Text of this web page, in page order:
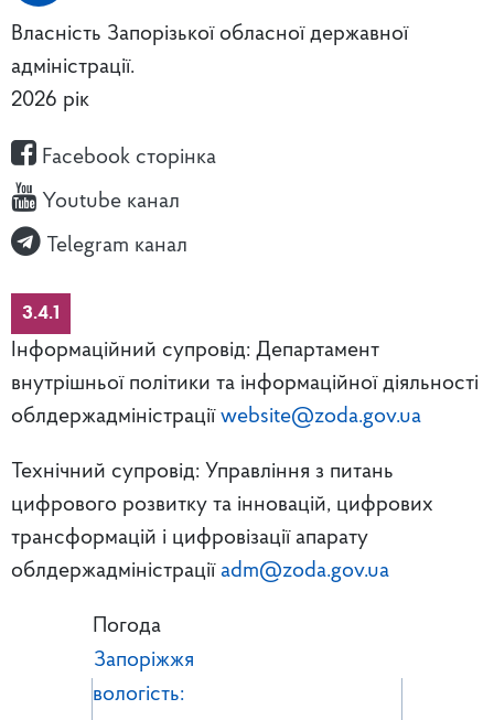
Власність Запорізької обласної державної
адміністрації.
2026 рік
Facebook сторінка
Youtube канал
Telegram канал
3.4.1
Інформаційний супровід: Департамент
внутрішньої політики та інформаційної діяльності
облдержадміністрації website@zoda.gov.ua
Технічний супровід: Управління з питань
цифрового розвитку та інновацій, цифрових
трансформацій і цифровізації апарату
облдержадміністрації adm@zoda.gov.ua
Погода
Запоріжжя
вологість: